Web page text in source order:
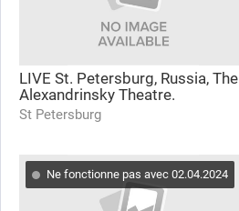
LIVE St. Petersburg, Russia, The
Alexandrinsky Theatre.
Александринский театр Санкт-
Петербург онлайн
St Petersburg
Ne fonctionne pas avec 02.04.2024